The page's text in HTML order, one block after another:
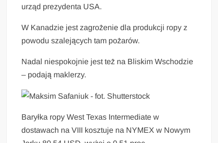
urząd prezydenta USA.
W Kanadzie jest zagrożenie dla produkcji ropy z
powodu szalejących tam pożarów.
Nadal niespokojnie jest też na Bliskim Wschodzie
– podają maklerzy.
Baryłka ropy West Texas Intermediate w
dostawach na VIII kosztuje na NYMEX w Nowym